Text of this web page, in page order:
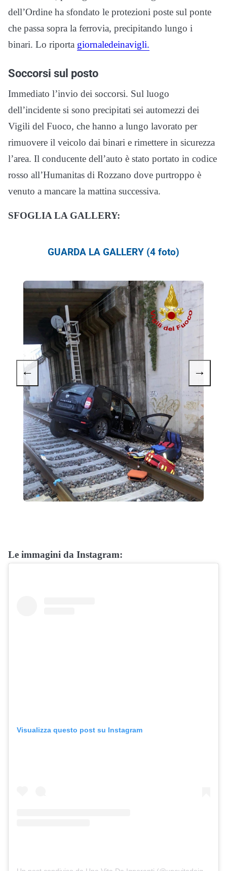
dell’Ordine ha sfondato le protezioni poste sul ponte
che passa sopra la ferrovia, precipitando lungo i
binari. Lo riporta giornaledeinavigli.
Soccorsi sul posto
Immediato l’invio dei soccorsi. Sul luogo
dell’incidente si sono precipitati sei automezzi dei
Vigili del Fuoco, che hanno a lungo lavorato per
rimuovere il veicolo dai binari e rimettere in sicurezza
l’area. Il conducente dell’auto è stato portato in codice
rosso all’Humanitas di Rozzano dove purtroppo è
venuto a mancare la mattina successiva.
SFOGLIA LA GALLERY:
GUARDA LA GALLERY (4 foto)
← →
Le immagini da Instagram:
Visualizza questo post su Instagram